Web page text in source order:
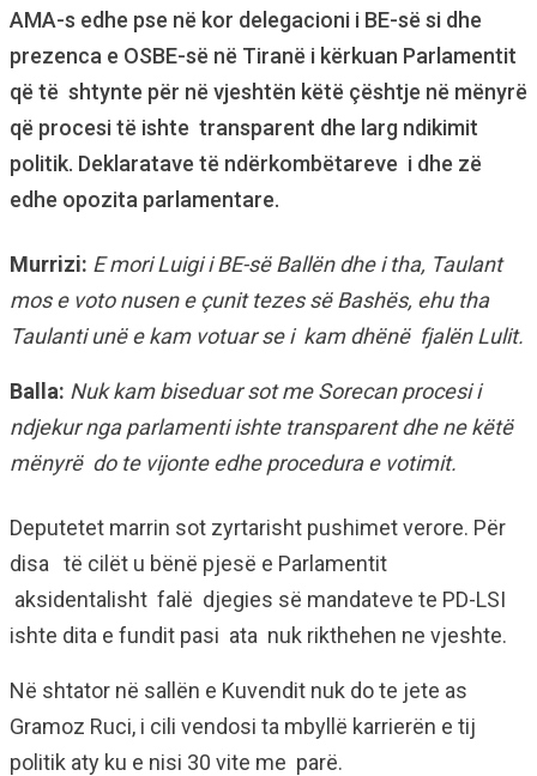
AMA-s edhe pse në kor delegacioni i BE-së si dhe
prezenca e OSBE-së në Tiranë i kërkuan Parlamentit
që të shtynte për në vjeshtën këtë çështje në mënyrë
që procesi të ishte transparent dhe larg ndikimit
politik. Deklaratave të ndërkombëtareve i dhe zë
edhe opozita parlamentare.
Murrizi: E mori Luigi i BE-së Ballën dhe i tha, Taulant
mos e voto nusen e çunit tezes së Bashës, ehu tha
Taulanti unë e kam votuar se i kam dhënë fjalën Lulit.
Balla: Nuk kam biseduar sot me Sorecan procesi i
ndjekur nga parlamenti ishte transparent dhe ne këtë
mënyrë do te vijonte edhe procedura e votimit.
Deputetet marrin sot zyrtarisht pushimet verore. Për
disa të cilët u bënë pjesë e Parlamentit
aksidentalisht falë djegies së mandateve te PD-LSI
ishte dita e fundit pasi ata nuk rikthehen ne vjeshte.
Në shtator në sallën e Kuvendit nuk do te jete as
Gramoz Ruci, i cili vendosi ta mbyllë karrierën e tij
politik aty ku e nisi 30 vite me parë.